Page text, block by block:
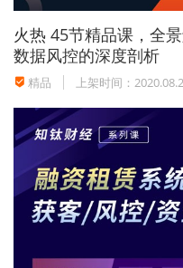
火热 45节精品课，全
数据风控的深度剖析
精品 上架时间：